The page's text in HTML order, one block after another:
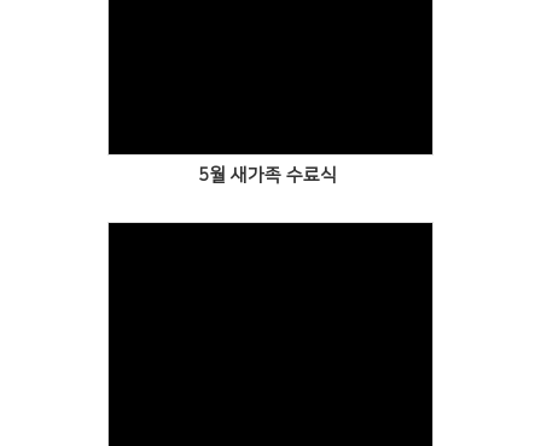
5월 새가족 수료식